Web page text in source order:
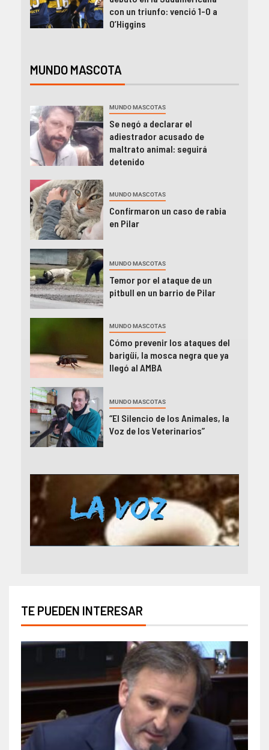
con un triunfo: venció 1-0 a
O’Higgins
MUNDO MASCOTA
MUNDO MASCOTAS
Se negó a declarar el
adiestrador acusado de
maltrato animal: seguirá
detenido
MUNDO MASCOTAS
Confirmaron un caso de rabia
en Pilar
MUNDO MASCOTAS
Temor por el ataque de un
pitbull en un barrio de Pilar
MUNDO MASCOTAS
Cómo prevenir los ataques del
barigüí, la mosca negra que ya
llegó al AMBA
MUNDO MASCOTAS
“El Silencio de los Animales, la
Voz de los Veterinarios”
TE PUEDEN INTERESAR